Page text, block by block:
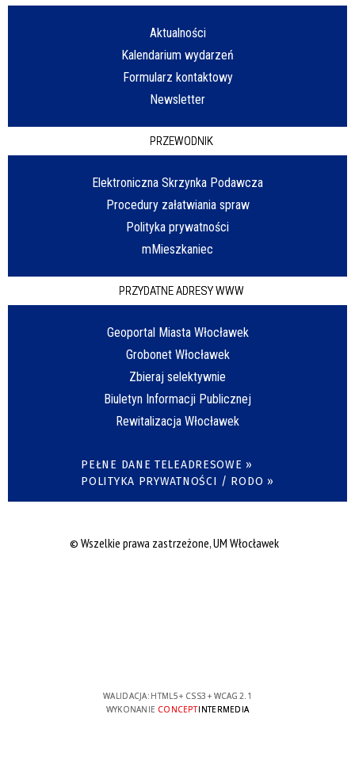
Aktualności
Kalendarium wydarzeń
Formularz kontaktowy
Newsletter
PRZEWODNIK
Elektroniczna Skrzynka Podawcza
Procedury załatwiania spraw
Polityka prywatności
mMieszkaniec
PRZYDATNE ADRESY WWW
Geoportal Miasta Włocławek
Grobonet Włocławek
Zbieraj selektywnie
Biuletyn Informacji Publicznej
Rewitalizacja Włocławek
PEŁNE DANE TELEADRESOWE »
POLITYKA PRYWATNOŚCI / RODO »
© Wszelkie prawa zastrzeżone, UM Włocławek
WALIDACJA: HTML5+ CSS3 + WCAG 2.1
WYKONANIE CONCEPTINTERMEDIA